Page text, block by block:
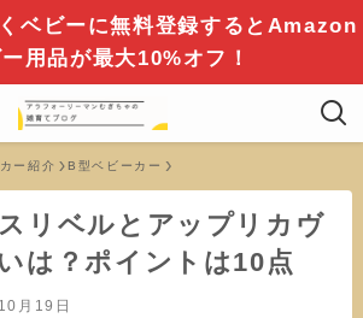
ベビーに無料登録するとAmazon
用品が最大10%オフ！
ー紹介 B型ベビーカー
リベルとアップリカヴ
は？ポイントは10点
月19日